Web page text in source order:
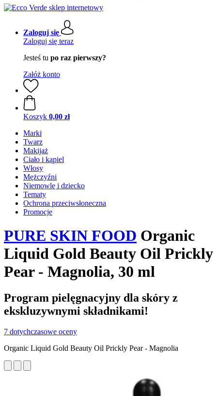
Zaloguj się
Zaloguj się teraz
Jesteś tu po raz pierwszy?
Załóż konto
Koszyk 0,00 zł
Marki
Twarz
Makijaż
Ciało i kąpiel
Włosy
Mężczyźni
Niemowlę i dziecko
Tematy
Ochrona przeciwsłoneczna
Promocje
PURE SKIN FOOD Organic
Liquid Gold Beauty Oil Prickly
Pear - Magnolia, 30 ml
Program pielęgnacyjny dla skóry z
ekskluzywnymi składnikami!
7 dotychczasowe oceny
Organic Liquid Gold Beauty Oil Prickly Pear - Magnolia